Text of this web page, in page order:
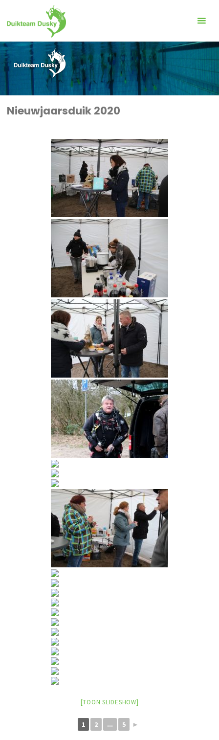
de
Nieuwjaarsduik 2020
[TOON SLIDESHOW]
1 2 ... 5 ►